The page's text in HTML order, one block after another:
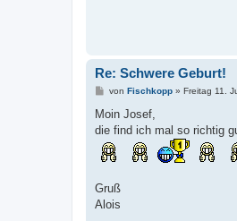
Re: Schwere Geburt!
B
i
r
a
g
von Fischkopp» Freitag 11.
Moin Josef,
die find ich mal so richtig
Gruß
Alois